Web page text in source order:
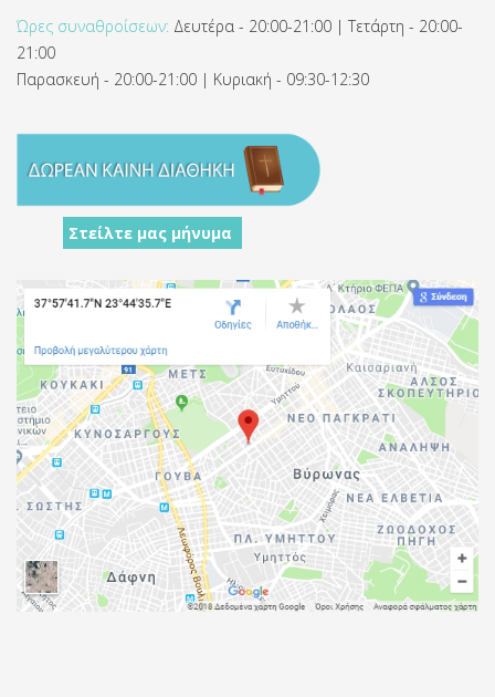
Ώρες συναθροίσεων: Δευτέρα - 20:00-21:00 | Τετάρτη - 20:00-
21:00
Παρασκευή - 20:00-21:00 | Κυριακή - 09:30-12:30
Στείλτε μας μήνυμα